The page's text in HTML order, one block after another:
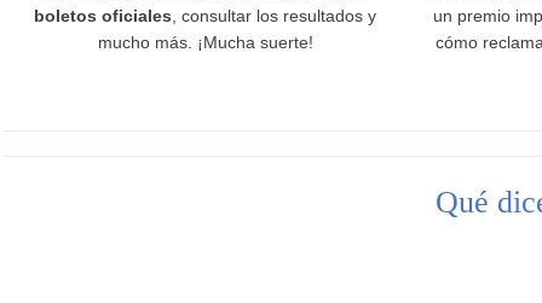
boletos oficiales , consultar los resultados y
mucho más. ¡Mucha suerte!
un premio
cómo
Qué